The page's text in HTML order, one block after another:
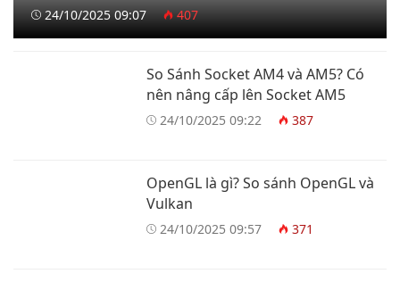
24/10/2025 09:07 407
So Sánh Socket AM4 và AM5? Có
nên nâng cấp lên Socket AM5
24/10/2025 09:22 387
OpenGL là gì? So sánh OpenGL và
Vulkan
24/10/2025 09:57 371